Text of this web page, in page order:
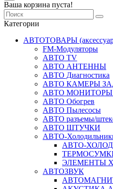
Ваша корзина пуста!
Категории
АВТОТОВАРЫ
FM-Модуляторы
АВТО TV
АВТО АНТЕННЫ
АВТО Диагностика
АВТО КАМЕРЫ
АВТО МОНИТОРЫ
АВТО Обогрев
АВТО Пылесосы
АВТО разъемы/
АВТО ШТУЧКИ
АВТО-
АВТО-
ЭЛЕМЕНТЫ
АВТОЗВУК